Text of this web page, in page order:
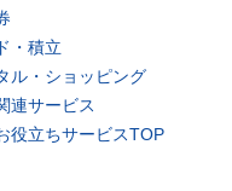
・積立
ル・ショッピング
連サービス
役立ちサービスTOP